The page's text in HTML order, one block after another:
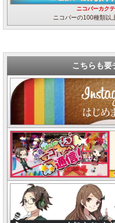
ニコバーカク
ニコバーの100種類以
こちらも要